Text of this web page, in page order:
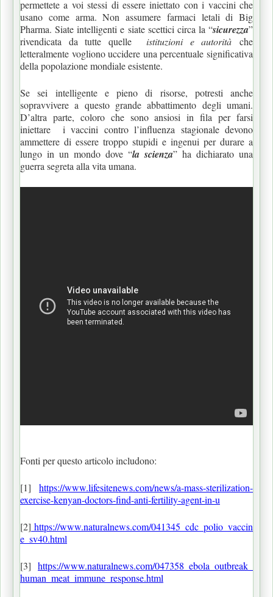
permettete a voi stessi di essere iniettato con i vaccini che
usano come arma. Non assumere farmaci letali di Big
Pharma. Siate intelligenti e siate scettici circa la “sicurezza”
rivendicata da tutte quelleistituzioni e autorità che
letteralmente vogliono uccidere una percentuale significativa
della popolazione mondiale esistente.
Se sei intelligente e pieno di risorse, potresti anche
sopravvivere a questo grande abbattimento degli umani.
D’altra parte, coloro che sono ansiosi in fila per farsi
iniettare i vaccini contro l’influenza stagionale devono
ammettere di essere troppo stupidi e ingenui per durare a
lungo in un mondo dove “la scienza” ha dichiarato una
guerra segreta alla vita umana.
Fonti per questo articolo includono:
[1] https://www.lifesitenews.com/news/a-mass-sterilization-
exercise-kenyan-doctors-find-anti-fertility-agent-in-u
[2] https://www.naturalnews.com/041345_cdc_polio_vaccin
e_sv40.html
[3] https://www.naturalnews.com/047358_ebola_outbreak_
human_meat_immune_response.html